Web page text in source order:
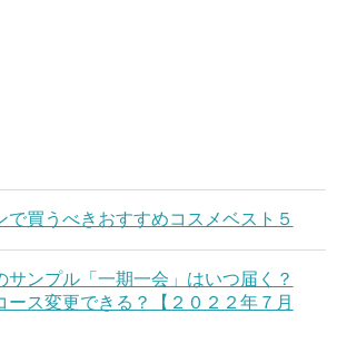
で買うべきおすすめコスメベスト５
サンプル「一期一会」はいつ届く？
ース変更できる？【２０２２年７月